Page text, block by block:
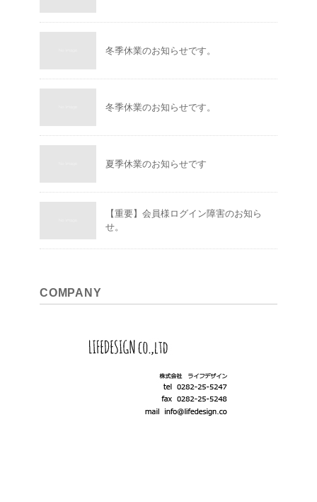
冬季休業のお知らせです。
冬季休業のお知らせです。
夏季休業のお知らせです
【重要】会員様ログイン障害のお知ら
せ。
COMPANY